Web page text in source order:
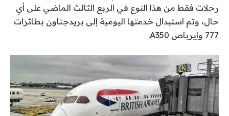
رحلات فقط من هذا النوع في الربع الثالث الماضي على أي
حال، وتم استبدال خدمتها اليومية إلى بريدجتاون بطائرات
777 وإيرباص A350.